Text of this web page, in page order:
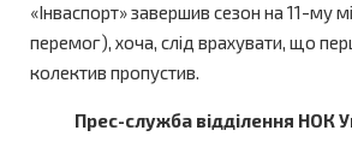
«Інваспорт» завершив сезон на 11-му
перемог), хоча, слід врахувати, що
колектив пропустив.
Прес-служба відділення НОК